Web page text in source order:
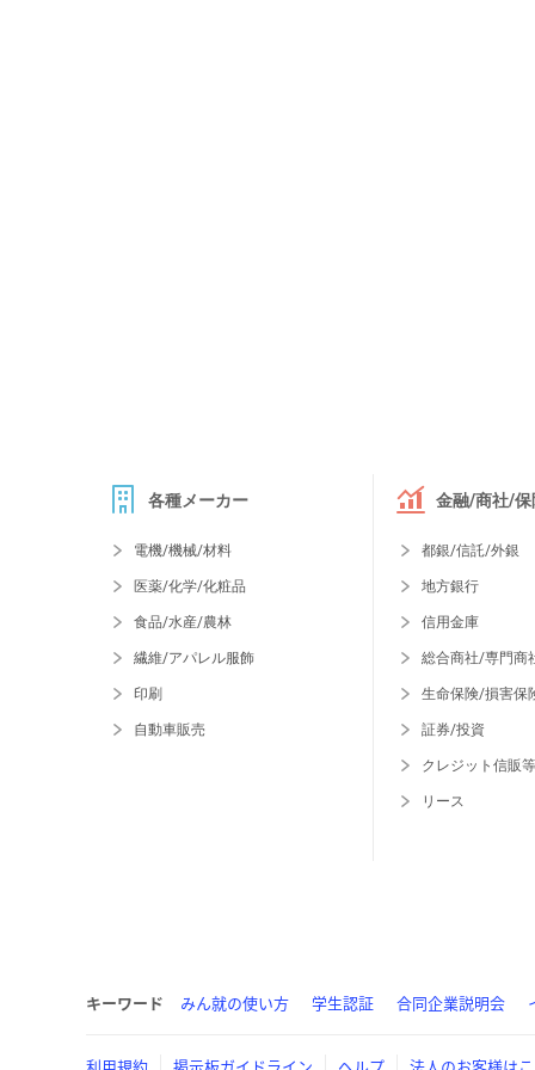
各種メーカー
電機/機械/材料
医薬/化学/化粧品
食品/水産/農林
繊維/アパレル服飾
印刷
自動車販売
金融/商社/保
都銀/信託/外銀
地方銀行
信用金庫
総合商社/専門商
生命保険/損害保
証券/投資
クレジット信販等
リース
キーワード みん就の使い方 学生認証 合同企業説明会